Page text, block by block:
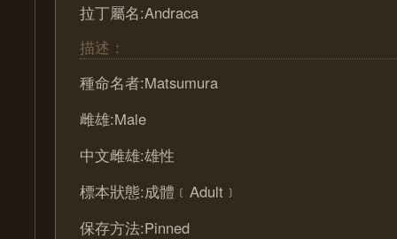
拉丁屬名:Andraca
描述：
種命名者:Matsumura
雌雄:Male
中文雌雄:雄性
標本狀態:成體﹝Adult﹞
保存方法:Pinned